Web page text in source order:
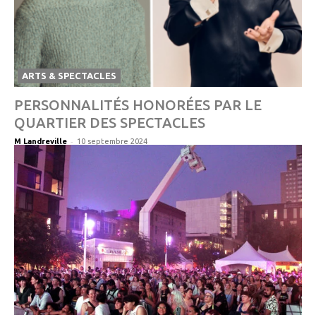
ARTS & SPECTACLES
PERSONNALITÉS HONORÉES PAR LE
QUARTIER DES SPECTACLES
M Landreville - 10 septembre 2024